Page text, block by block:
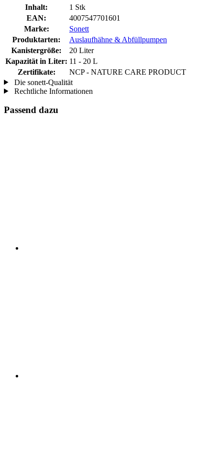
Inhalt:
1 Stk
EAN:
4007547701601
Marke:
Sonett
Produktarten:
Auslaufhähne & Abfüllpumpen
Kanistergröße:
20 Liter
Kapazität in Liter: 11 - 20 L
Zertifikate:
NCP - NATURE CARE PRODUCT
Die sonett-Qualität
Rechtliche Informationen
Passend dazu